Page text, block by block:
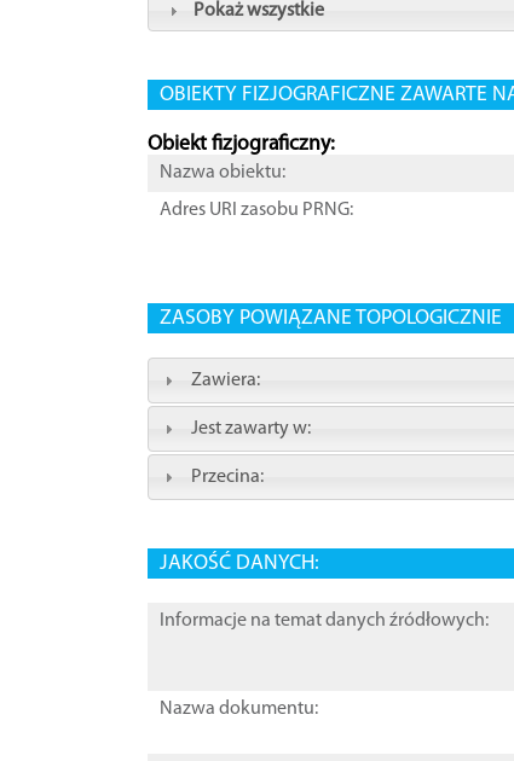
Pokaż wszystkie
OBIEKTY FIZJOGRAFICZNE ZAWARTE
Obiekt fizjograficzny:
Nazwa obiektu:
Adres URI zasobu PRNG:
ZASOBY POWIĄZANE TOPOLOGICZNIE
Zawiera:
Jest zawarty w:
Przecina:
JAKOŚĆ DANYCH:
Informacje na temat danych źródłowych:
Nazwa dokumentu: